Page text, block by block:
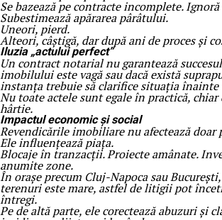
Se bazează pe contracte incomplete.
Subestimează apărarea pârâtului.
Uneori, pierd.
Alteori, câștigă, dar după ani de proces și
Iluzia „actului perfect”
Un contract notarial nu garantează
imobilului este vagă sau dacă există
instanța trebuie să clarifice situația înainte
Nu toate actele sunt egale în practică, chiar
hârtie.
Impactul economic și social
Revendicările imobiliare nu afectează
Ele influențează piața.
Blocaje în tranzacții. Proiecte amânate.
anumite zone.
În orașe precum Cluj-Napoca sau
terenuri este mare, astfel de litigii pot
întregi.
Pe de altă parte, ele corectează abuzuri și